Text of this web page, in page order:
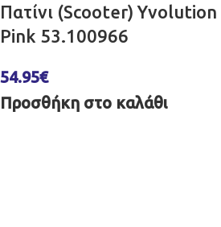
Πατίνι (Scooter)
Pink 53.100966
54.95€
Προσθήκη στο καλάθι